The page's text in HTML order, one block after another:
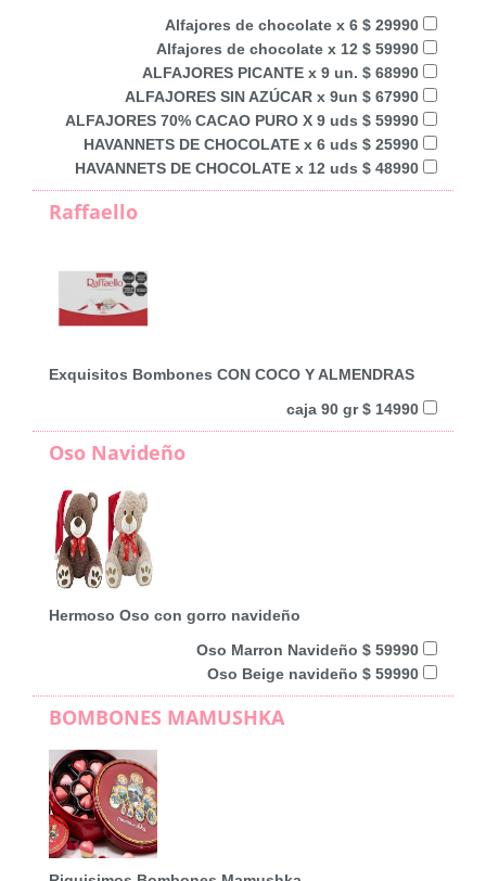
Alfajores de chocolate x 6 $ 29990
Alfajores de chocolate x 12 $ 59990
ALFAJORES PICANTE x 9 un. $ 68990
ALFAJORES SIN AZÚCAR x 9un $ 67990
ALFAJORES 70% CACAO PURO X 9 uds $ 59990
HAVANNETS DE CHOCOLATE x 6 uds $ 25990
HAVANNETS DE CHOCOLATE x 12 uds $ 48990
Raffaello
Exquisitos Bombones CON COCO Y ALMENDRAS
caja 90 gr $ 14990
Oso Navideño
Hermoso Oso con gorro navideño
Oso Marron Navideño $ 59990
Oso Beige navideño $ 59990
BOMBONES MAMUSHKA